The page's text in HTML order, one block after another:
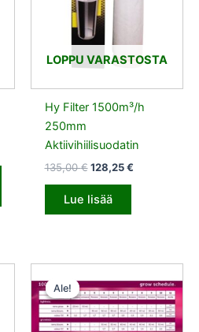
LOPPU VARASTOSTA
Hy Filter 1500m³/h
250mm
Aktiivihiilisuodatin
135,00€ 128,25€
Lue lisää
Ale!
Ale!
hinta
oli:
92,50 €.
hinta
on:
83,25 €.